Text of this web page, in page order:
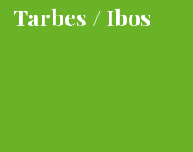
Tarbes / Ibos